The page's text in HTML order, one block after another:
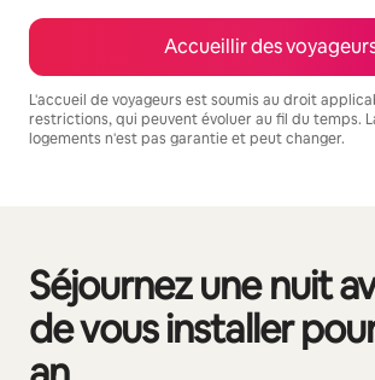
Accueillir des
L'accueil de voyageurs est soumis au droit
restrictions, qui peuvent évoluer au fil du temps.
logements n'est pas garantie et peut changer.
Séjournez une nuit
de vous installer
0 sur 0 élément visible